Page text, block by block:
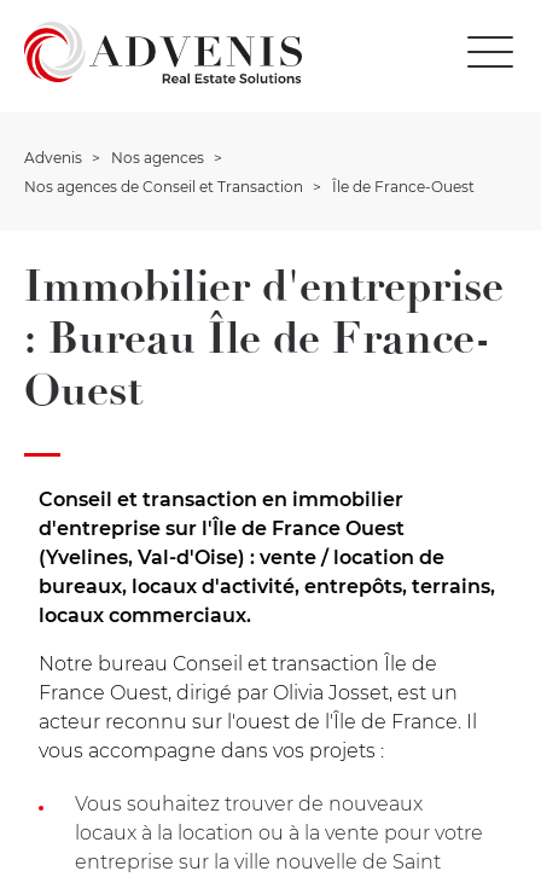
Advenis
Nos agences
Nos agences de Conseil et Transaction
Île de France-Ouest
Immobilier d'entreprise
: Bureau Île de France-
Ouest
Conseil et transaction en immobilier
d'entreprise sur l'Île de France Ouest
(Yvelines, Val-d'Oise) : vente / location de
bureaux, locaux d'activité, entrepôts, terrains,
locaux commerciaux.
Notre bureau Conseil et transaction Île de
France Ouest, dirigé par Olivia Josset, est un
acteur reconnu sur l'ouest de l'Île de France. Il
vous accompagne dans vos projets :
Vous souhaitez trouver de nouveaux
locaux à la location ou à la vente pour votre
entreprise sur la ville nouvelle de Saint